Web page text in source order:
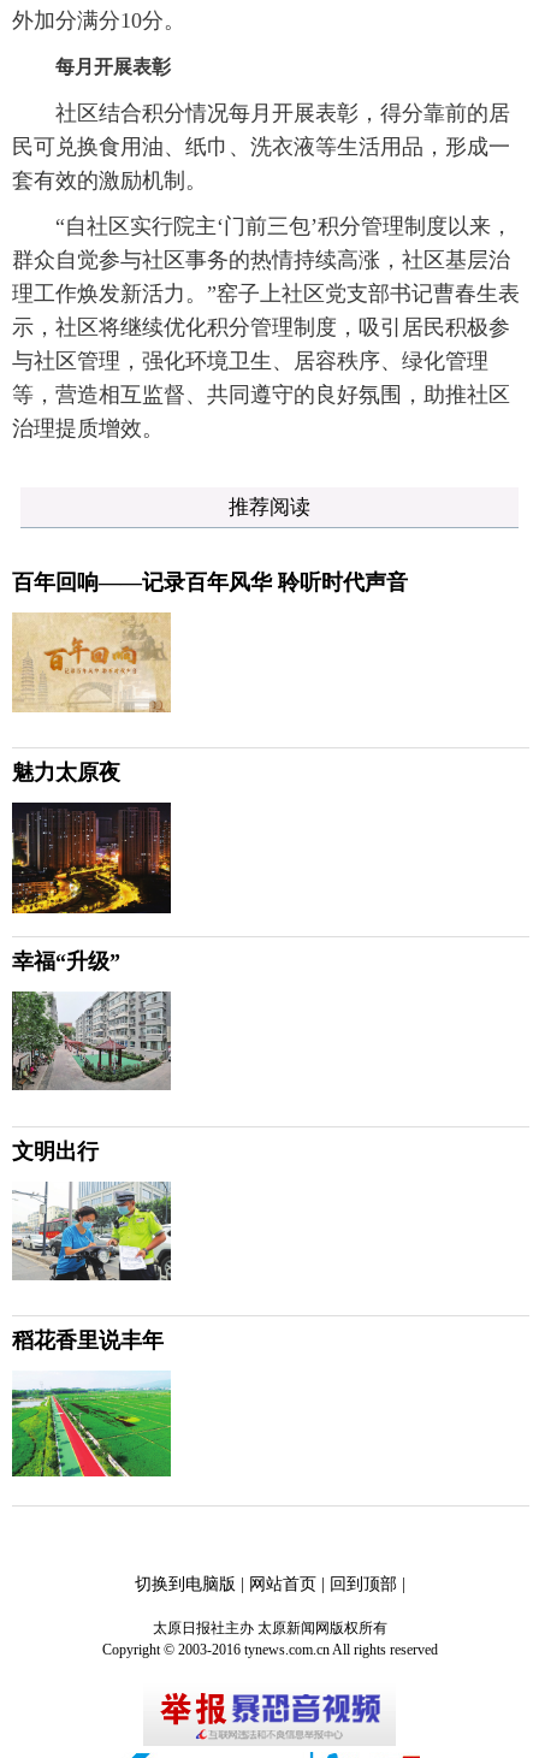
外加分满分10分。
每月开展表彰
社区结合积分情况每月开展表彰，得分靠前的居
民可兑换食用油、纸巾、洗衣液等生活用品，形成一
套有效的激励机制。
“自社区实行院主‘门前三包’积分管理制度以来，
群众自觉参与社区事务的热情持续高涨，社区基层治
理工作焕发新活力。”窑子上社区党支部书记曹春生表
示，社区将继续优化积分管理制度，吸引居民积极参
与社区管理，强化环境卫生、居容秩序、绿化管理
等，营造相互监督、共同遵守的良好氛围，助推社区
治理提质增效。
推荐阅读
百年回响——记录百年风华 聆听时代声音
魅力太原夜
幸福“升级”
文明出行
稻花香里说丰年
切换到电脑版 | 网站首页| 回到顶部|
太原日报社主办 太原新闻网版权所有
Copyright © 2003-2016 tynews.com.cn All rights reserved